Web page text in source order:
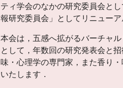
ティ学会のなかの研究委員会と
報研究委員会」としてリニューア
本会は，五感へ拡がるバーチャ
として，年数回の研究発表会と
味・心理学の専門家，また香り
いたします．